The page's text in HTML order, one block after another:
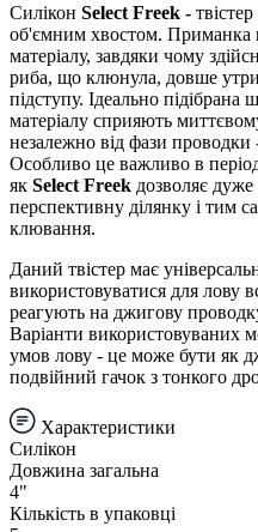
Силікон Select Freek -
об'ємним хвостом. Приманка
матеріалу, завдяки чому
риба, що клюнула, довше
підступу. Ідеально
матеріалу сприяють
незалежно від фази проводки
Особливо це важливо в
як Select Freek дозволяє
перспективну ділянку і тим
клювання.
Даний твістер має
використовуватися для лову
реагують на джигову
Варіанти використовуваних
умов лову - це може бути як
подвійний гачок з тонкого
Характеристики
Силікон
Довжина загальна
4"
Кількість в упаковці